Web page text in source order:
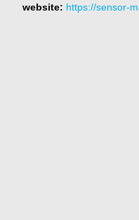
website: https://sensor-